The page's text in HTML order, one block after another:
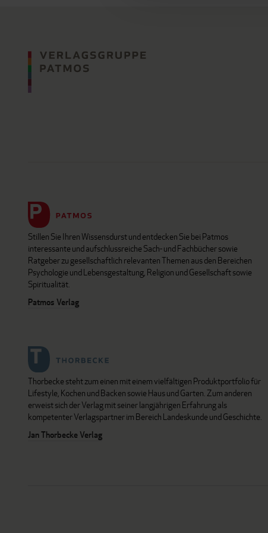
Stillen Sie Ihren Wissensdurst und entdecken Sie bei Patmos
interessante und aufschlussreiche Sach- und Fachbücher sowie
Ratgeber zu gesellschaftlich relevanten Themen aus den Bereichen
Psychologie und Lebensgestaltung, Religion und Gesellschaft sowie
Spiritualität.
Patmos Verlag
Thorbecke steht zum einen mit einem vielfältigen Produktportfolio für
Lifestyle, Kochen und Backen sowie Haus und Garten. Zum anderen
erweist sich der Verlag mit seiner langjährigen Erfahrung als
kompetenter Verlagspartner im Bereich Landeskunde und Geschichte.
Jan Thorbecke Verlag